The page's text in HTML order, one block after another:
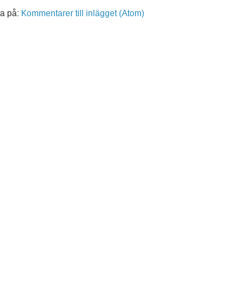
på: Kommentarer till inlägget (Atom)